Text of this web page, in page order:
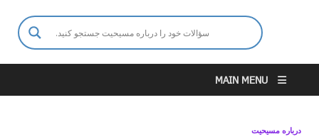
MAIN MENU
درباره مسیحیت